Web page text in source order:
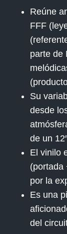
Reúne
FFF
parte de
Su
desde
de un
El vinilo
(portada
por la
Es una
del